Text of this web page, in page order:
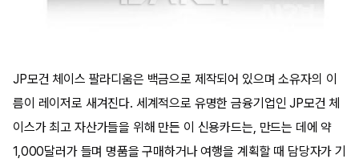
JP모건 체이스 팔라디움은 백금으로 제작되어 있으며 소유자의 이
름이 레이저로 새겨진다. 세계적으로 유명한 금융기업인 JP모건 체
이스가 최고 자산가들을 위해 만든 이 신용카드는, 만드는 데에 약
1,000달러가 들며 명품을 구매하거나 여행을 계획할 때 담당자가 기